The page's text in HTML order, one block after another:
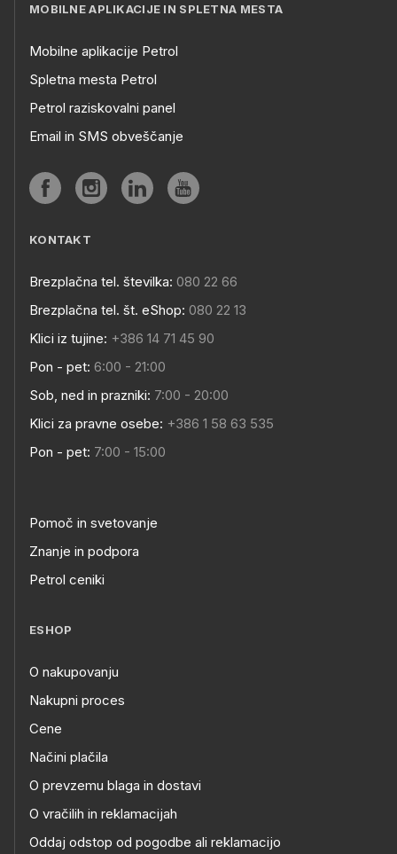
MOBILNE APLIKACIJE IN SPLETNA MESTA
Mobilne aplikacije Petrol
Spletna mesta Petrol
Petrol raziskovalni panel
Email in SMS obveščanje
KONTAKT
Brezplačna tel. številka: 080 22 66
Brezplačna tel. št. eShop: 080 22 13
Klici iz tujine: +386 14 71 45 90
Pon - pet: 6:00 - 21:00
Sob, ned in prazniki: 7:00 - 20:00
Klici za pravne osebe: +386 1 58 63 535
Pon - pet: 7:00 - 15:00
Pomoč in svetovanje
Znanje in podpora
Petrol ceniki
ESHOP
O nakupovanju
Nakupni proces
Cene
Načini plačila
O prevzemu blaga in dostavi
O vračilih in reklamacijah
Oddaj odstop od pogodbe ali reklamacijo